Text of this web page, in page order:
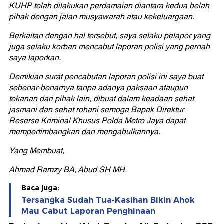
KUHP telah dilakukan perdamaian diantara kedua belah
pihak dengan jalan musyawarah atau kekeluargaan.
Berkaitan dengan hal tersebut, saya selaku pelapor yang
juga selaku korban mencabut laporan polisi yang pernah
saya laporkan.
Demikian surat pencabutan laporan polisi ini saya buat
sebenar-benarnya tanpa adanya paksaan ataupun
tekanan dari pihak lain, dibuat dalam keadaan sehat
jasmani dan sehat rohani semoga Bapak Direktur
Reserse Kriminal Khusus Polda Metro Jaya dapat
mempertimbangkan dan mengabulkannya.
Yang Membuat,
Ahmad Ramzy BA, Abud SH MH.
Baca juga:
Tersangka Sudah Tua-Kasihan Bikin Ahok
Mau Cabut Laporan Penghinaan